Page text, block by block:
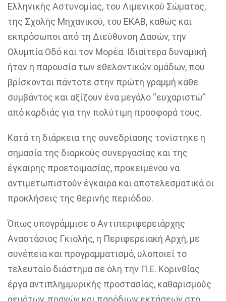
Ελληνικής Αστυνομίας, του Λιμενικού Σώματος,
της Σχολής Μηχανικού, του ΕΚΑΒ, καθώς και
εκπρόσωποι από τη Διεύθυνση Δασών, την
Ολυμπία Οδό και τον Μορέα. Ιδιαίτερα δυναμική
ήταν η παρουσία των εθελοντικών ομάδων, που
βρίσκονται πάντοτε στην πρώτη γραμμή κάθε
συμβάντος και αξίζουν ένα μεγάλο “ευχαριστώ”
από καρδιάς για την πολύτιμη προσφορά τους.
Κατά τη διάρκεια της συνεδρίασης τονίστηκε η
σημασία της διαρκούς συνεργασίας και της
έγκαιρης προετοιμασίας, προκειμένου να
αντιμετωπιστούν έγκαιρα και αποτελεσματικά οι
προκλήσεις της θερινής περιόδου.
Όπως υπογράμμισε ο Αντιπεριφερειάρχης
Αναστάσιος Γκιολής, η Περιφερειακή Αρχή, με
συνέπεια και προγραμματισμό, υλοποιεί το
τελευταίο διάστημα σε όλη την Π.Ε. Κορινθίας
έργα αντιπλημμυρικής προστασίας, καθαρισμούς